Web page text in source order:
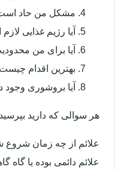
مشکل من حاد
آیا رژیم غذایی
آیا برای من
بهترین اقدام
آیا بروشوری
هر سوالی که دارید
علائم از چه زمان شروع
علائم دائمی بوده یا گاه